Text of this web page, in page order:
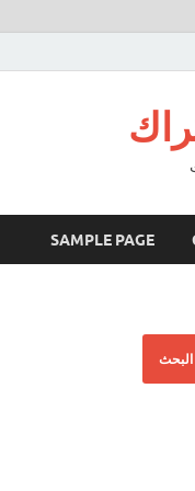
SAMPLE PAGE
البحث